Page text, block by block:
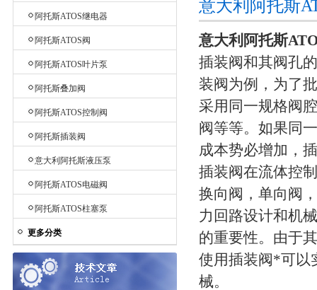
阿托斯ATOS继电器
阿托斯ATOS阀
阿托斯ATOS叶片泵
阿托斯叠加阀
阿托斯ATOS控制阀
阿托斯插装阀
意大利阿托斯液压泵
阿托斯ATOS电磁阀
阿托斯ATOS柱塞泵
更多分类
意大利阿托斯
意大利阿托斯
插装阀和其阀孔
装阀为例，为了
采用同一规格阀
阀等等。如果同
成本势必增加，
插装阀在流体控
换向阀，单向阀
力回路设计和机
的重要性。由于
使用插装阀*可以
械。